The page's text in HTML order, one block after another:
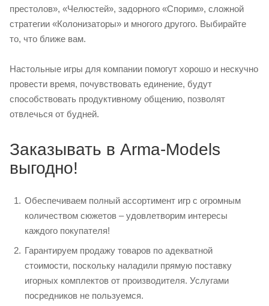
престолов», «Челюстей», задорного «Спорим», сложной
стратегии «Колонизаторы» и многого другого. Выбирайте
то, что ближе вам.
Настольные игры для компании помогут хорошо и нескучно
провести время, почувствовать единение, будут
способствовать продуктивному общению, позволят
отвлечься от будней.
Заказывать в Arma-Models
выгодно!
Обеспечиваем полный ассортимент игр с огромным
количеством сюжетов – удовлетворим интересы
каждого покупателя!
Гарантируем продажу товаров по адекватной
стоимости, поскольку наладили прямую поставку
игорных комплектов от производителя. Услугами
посредников не пользуемся.